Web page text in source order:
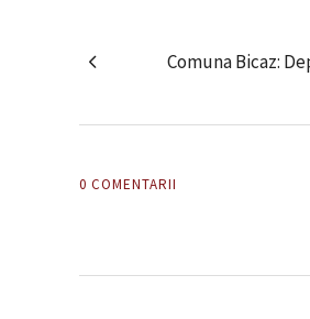
Comuna Bicaz:
0 COMENTARII